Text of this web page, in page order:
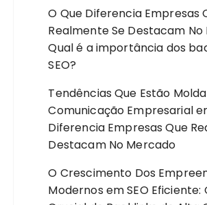
O Que Diferencia Empresas
Realmente Se Destacam
Qual é a importância dos
SEO?
Tendências Que Estão
Comunicação Empresarial
Diferencia Empresas Que
Destacam No Mercado
O Crescimento Dos
Modernos emSEO Eficiente: